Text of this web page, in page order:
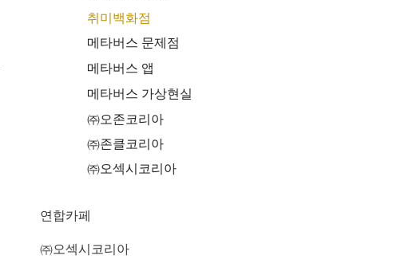
취미백화점
메타버스 문제점
메타버스 앱
메타버스 가상현실
㈜오존코리아
㈜존클코리아
㈜오섹시코리아
연합카페
㈜오섹시코리아